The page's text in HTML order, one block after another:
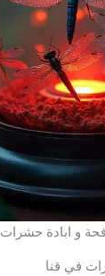
و ابادة حشرات